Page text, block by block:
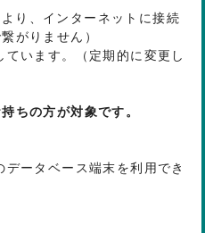
り、インターネットに接続
がりません）
います。（定期的に変更し
ちの方が対象です。
ータベース端末を利用でき